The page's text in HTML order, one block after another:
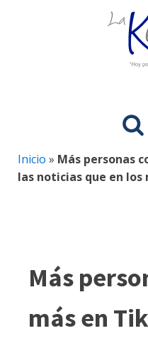
Inicio » Más personas
las noticias que en
Más
más en